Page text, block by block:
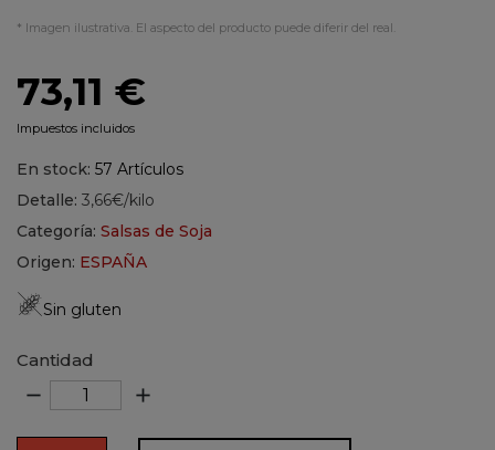
* Imagen ilustrativa. El aspecto del producto puede diferir del real.
73,11 €
Impuestos incluidos
En stock: 57 Artículos
Detalle: 3,66€/kilo
Categoría: Salsas de Soja
Origen: ESPAÑA
Sin gluten
Cantidad
remove add